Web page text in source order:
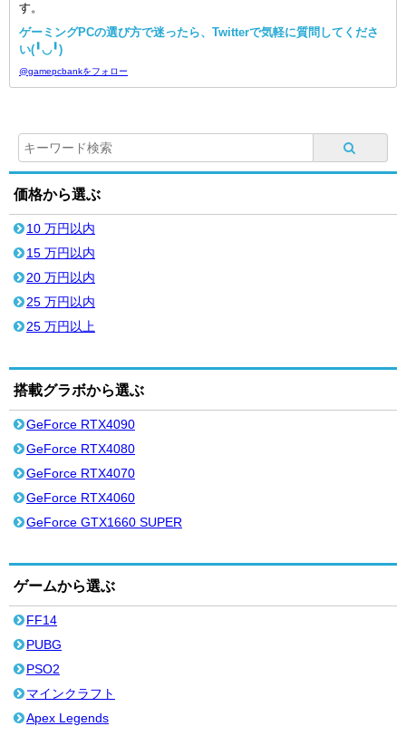
す。
ゲーミングPCの選び方で迷ったら、Twitterで気軽に質問してくださ
い(╹◡╹)
@gamepcbankをフォロー
価格から選ぶ
10 万円以内
15 万円以内
20 万円以内
25 万円以内
25 万円以上
搭載グラボから選ぶ
GeForce RTX4090
GeForce RTX4080
GeForce RTX4070
GeForce RTX4060
GeForce GTX1660 SUPER
ゲームから選ぶ
FF14
PUBG
PSO2
マインクラフト
Apex Legends